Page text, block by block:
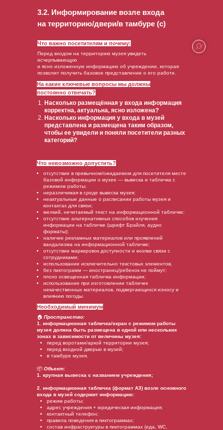
3.2. Информирование возле входа
на территорию/двери/в тамбуре (с)
Перед входом на территорию музея увидеть
исчерпывающую
и ясно изложенную информацию об учреждении, которая
позволит получить базовое представление о его работе.
🏠 Пространство:
1. информационная табличка/экран с режимом работы
музея должна быть размещена в одной или нескольких
зонах в зависимости от величины музея:
перед воротами/аркой территории музея;
перед входной дверью в музей;
в тамбуре музея.
📦 Объект:
1. крупная вывеска с названием учреждения;
2. информационная табличка (формат А3) возле основного
входа в музей содержит информацию:
режим работы;
адрес учреждения + юридическая информация;
контактный телефон;
правила поведения в пиктограммах;
состав инфраструктуры в пиктограммах (еда, WC,
отсутствие в привычном/ожидаемом для посетителя месте
базовой информации о музее — вывеска и табличка с
режимом работы;
неразличимая в среде вывеска музея;
неактуальные данные о расписании работы музея и
контактах для связи;
мелкий, нечитаемый текст на информационной табличке;
отсутствие альтернативных способов изучения
информации на табличке (шрифт Брайля, аудио
форматы);
наличие рекламных материалов или проявлений
вандализма на информационной табличке;
отсутствие маркировок доступности и кнопки связи с
сотрудниками;
использование исключительно текстовых элементов,
без пиктограмм — иностранец/ребенок не поймут;
плохо освещенная табличка информации;
использование при изготовлении табличек
некачественных материалов, подвергающихся износу и
влиянию погоды.
Насколько размещённая у входа информация
корректна, актуальна, ясно изложена?
Насколько информация у входа в музей
представлена и размещена таким образом,
чтобы ее увидели и поняли посетители разных
категорий?
Что важно посетителям и почему:
Что невозможно допустить?
Необходимый минимум
На какие ключевые вопросы мы должны
постоянно отвечать?